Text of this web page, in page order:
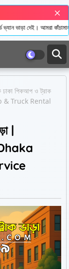
দেই। আমরা কাঁচামাল/
ঢাকা পিকআপ ও ট্রাক
& Truck Rental
|